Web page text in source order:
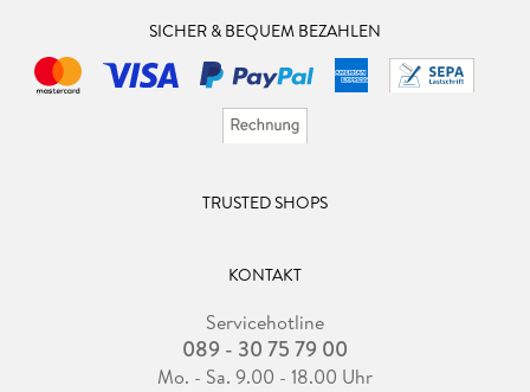
SICHER & BEQUEM BEZAHLEN
TRUSTED SHOPS
KONTAKT
Servicehotline
089 - 30 75 79 00
Mo. - Sa. 9.00 - 18.00 Uhr